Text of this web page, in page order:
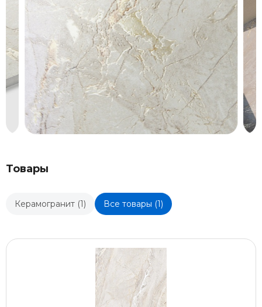
Товары
Керамогранит (1) Все товары (1)